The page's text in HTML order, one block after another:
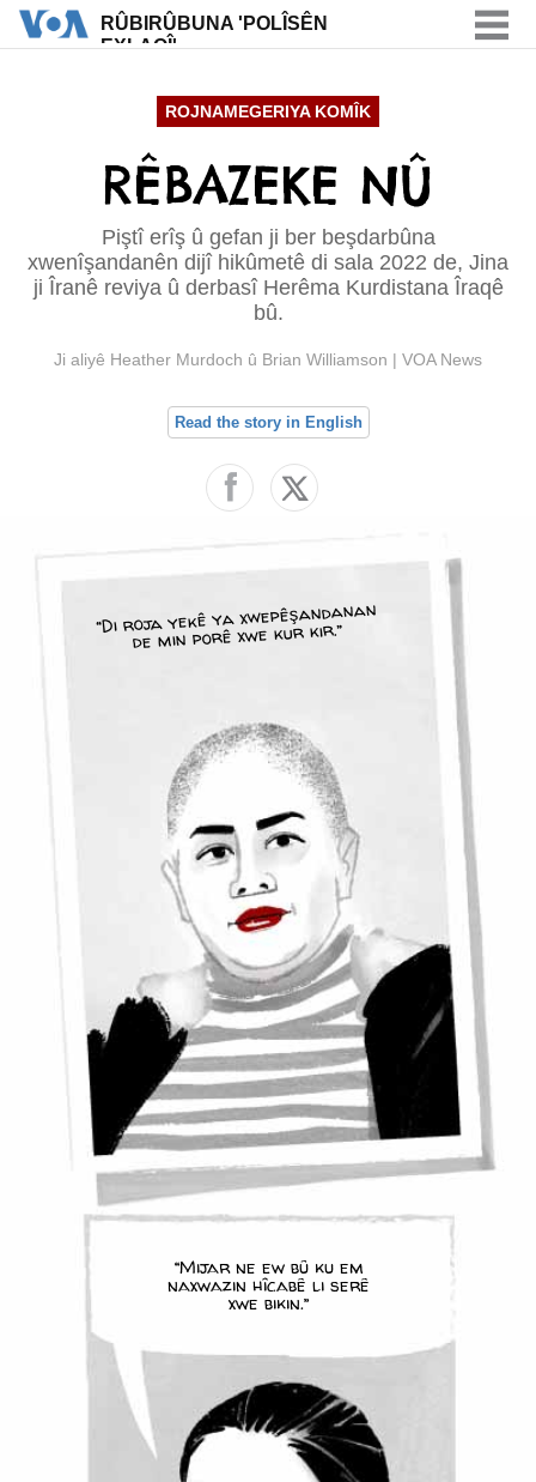
RÛBIRÛBUNA 'POLÎSÊN
EXLAQÎ'
EXLAQÎ'
ROJNAMEGERIYA KOMÎK
RÊBAZEKE NÛ
Piştî erîş û gefan ji ber beşdarbûna
xwenîşandanên dijî hikûmetê di sala 2022 de, Jina
ji Îranê reviya û derbasî Herêma Kurdistana Îraqê
bû.
Ji aliyê Heather Murdoch û Brian Williamson | VOA News
Read the story in English
“Di roja yekê ya xwepêşandanan
de min porê xwe kur kir.”
“Mijar ne ew bû ku em
naxwazin hîcabê li serê
xwe bikin.”